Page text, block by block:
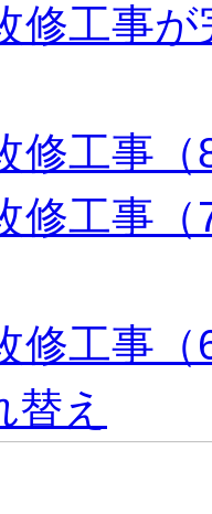
修工事
修工事
修工事
修工事
え